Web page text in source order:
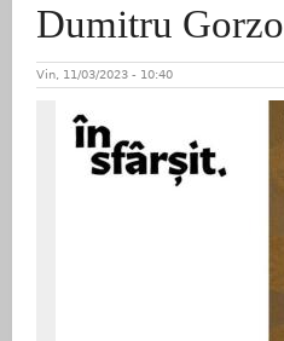
Dumitru Gorzo
Vin, 11/03/2023 - 10:40